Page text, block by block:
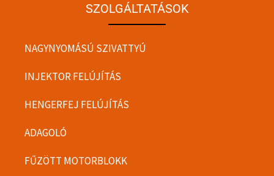
SZOLGÁLTATÁSOK
NAGYNYOMÁSÚ SZIVATTYÚ
INJEKTOR FELÚJÍTÁS
HENGERFEJ FELÚJÍTÁS
ADAGOLÓ
FŰZÖTT MOTORBLOKK